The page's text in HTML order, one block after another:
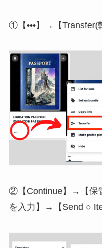
①【•••】→【Transfer(
②【Continue】→【保
を入力】→【Send ○